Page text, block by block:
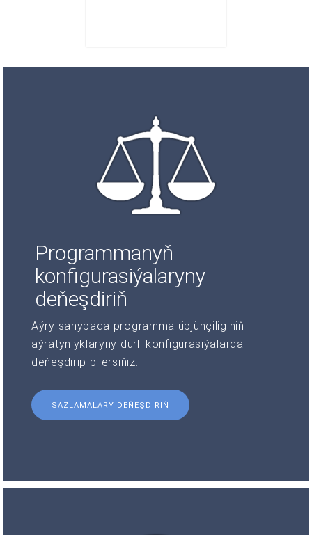
Programmanyň
konfigurasiýalaryny
deňeşdiriň
Aýry sahypada programma üpjünçiliginiň
aýratynlyklaryny dürli konfigurasiýalarda
deňeşdirip bilersiňiz.
SAZLAMALARY DEŇEŞDIRIŇ